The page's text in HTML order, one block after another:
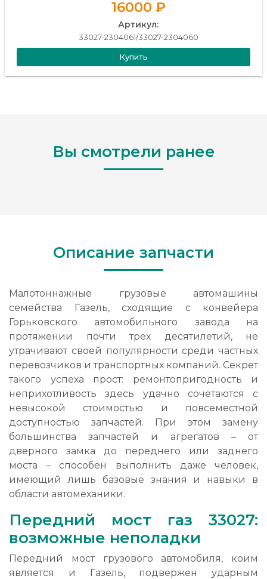
16000 ₽
Артикул:
33027-2304061/33027-2304060
Купить
Вы смотрели ранее
Описание запчасти
Малотоннажные грузовые автомашины
семейства Газель, сходящие с конвейера
Горьковского автомобильного завода на
протяжении почти трех десятилетий, не
утрачивают своей популярности среди частных
перевозчиков и транспортных компаний. Секрет
такого успеха прост: ремонтопригодность и
неприхотливость здесь удачно сочетаются с
невысокой стоимостью и повсеместной
доступностью запчастей. При этом замену
большинства запчастей и агрегатов – от
дверного замка до переднего или заднего
моста – способен выполнить даже человек,
имеющий лишь базовые знания и навыки в
области автомеханики.
Передний мост газ 33027:
возможные неполадки
Передний мост грузового автомобиля, коим
является и Газель, подвержен ударным